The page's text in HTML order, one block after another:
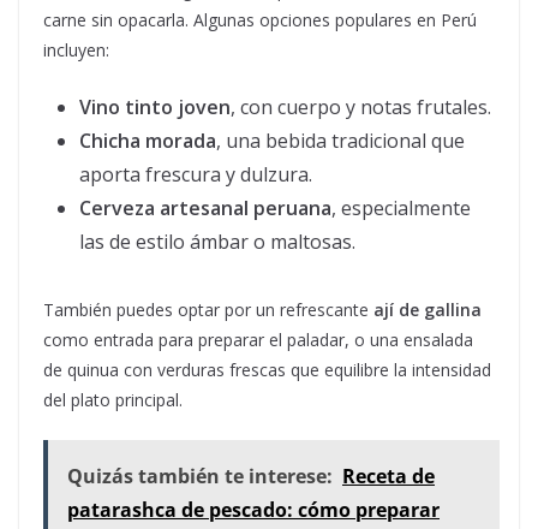
carne sin opacarla. Algunas opciones populares en Perú
incluyen:
Vino tinto joven, con cuerpo y notas frutales.
Chicha morada, una bebida tradicional que
aporta frescura y dulzura.
Cerveza artesanal peruana, especialmente
las de estilo ámbar o maltosas.
También puedes optar por un refrescante ají de gallina
como entrada para preparar el paladar, o una ensalada
de quinua con verduras frescas que equilibre la intensidad
del plato principal.
Quizás también te interese: Receta de
patarashca de pescado: cómo preparar